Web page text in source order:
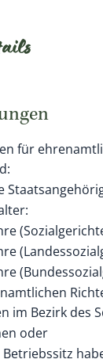
für
im Bezirk des
oder